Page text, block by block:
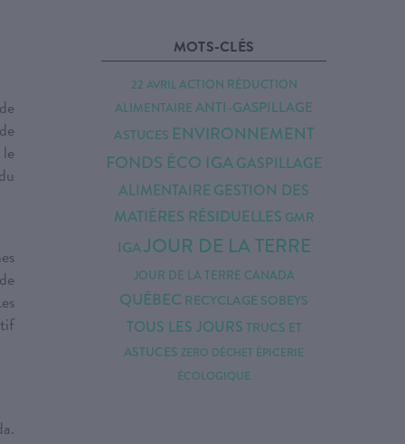
MOTS-CLÉS
22 AVRILACTION RÉDUCTION
ALIMENTAIRE ANTI-GASPILLAGE
ASTUCES ENVIRONNEMENT
FONDS ÉCO IGAGASPILLAGE
ALIMENTAIREGESTION DES
MATIÈRES RÉSIDUELLES GMR
IGAJOUR DE LA TERRE
JOUR DE LA TERRE CANADA
QUÉBEC RECYCLAGESOBEYS
TOUS LES JOURS TRUCS ET
ASTUCES ZERO DÉCHET ÉPICERIE
ÉCOLOGIQUE